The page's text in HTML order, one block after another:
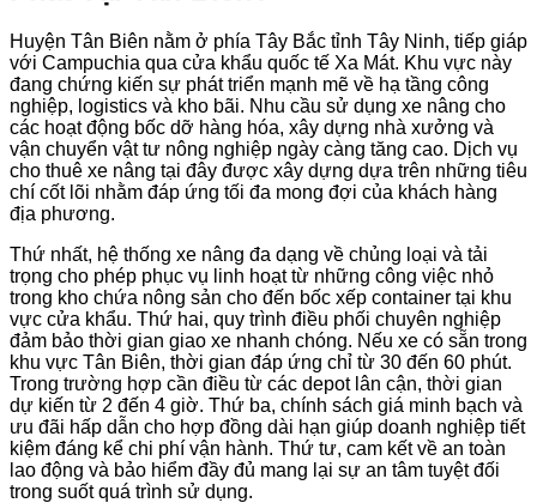
Huyện Tân Biên nằm ở phía Tây Bắc tỉnh Tây Ninh, tiếp giáp
với Campuchia qua cửa khẩu quốc tế Xa Mát. Khu vực này
đang chứng kiến sự phát triển mạnh mẽ về hạ tầng công
nghiệp, logistics và kho bãi. Nhu cầu sử dụng xe nâng cho
các hoạt động bốc dỡ hàng hóa, xây dựng nhà xưởng và
vận chuyển vật tư nông nghiệp ngày càng tăng cao. Dịch vụ
cho thuê xe nâng tại đây được xây dựng dựa trên những tiêu
chí cốt lõi nhằm đáp ứng tối đa mong đợi của khách hàng
địa phương.
Thứ nhất, hệ thống xe nâng đa dạng về chủng loại và tải
trọng cho phép phục vụ linh hoạt từ những công việc nhỏ
trong kho chứa nông sản cho đến bốc xếp container tại khu
vực cửa khẩu. Thứ hai, quy trình điều phối chuyên nghiệp
đảm bảo thời gian giao xe nhanh chóng. Nếu xe có sẵn trong
khu vực Tân Biên, thời gian đáp ứng chỉ từ 30 đến 60 phút.
Trong trường hợp cần điều từ các depot lân cận, thời gian
dự kiến từ 2 đến 4 giờ. Thứ ba, chính sách giá minh bạch và
ưu đãi hấp dẫn cho hợp đồng dài hạn giúp doanh nghiệp tiết
kiệm đáng kể chi phí vận hành. Thứ tư, cam kết về an toàn
lao động và bảo hiểm đầy đủ mang lại sự an tâm tuyệt đối
trong suốt quá trình sử dụng.